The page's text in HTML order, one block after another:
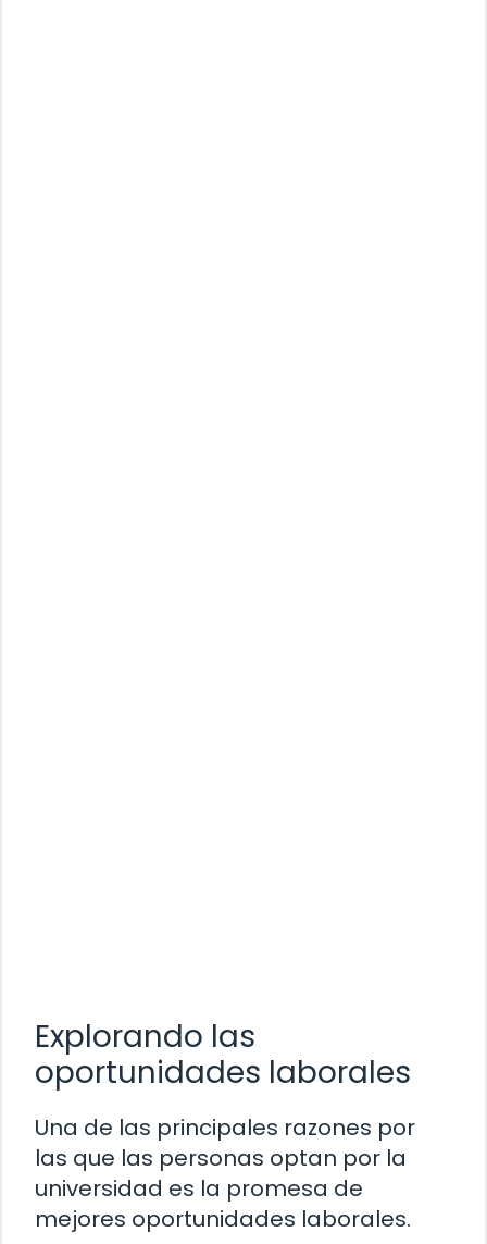
Explorando las
oportunidades laborales
Una de las principales razones por
las que las personas optan por la
universidad es la promesa de
mejores oportunidades laborales.